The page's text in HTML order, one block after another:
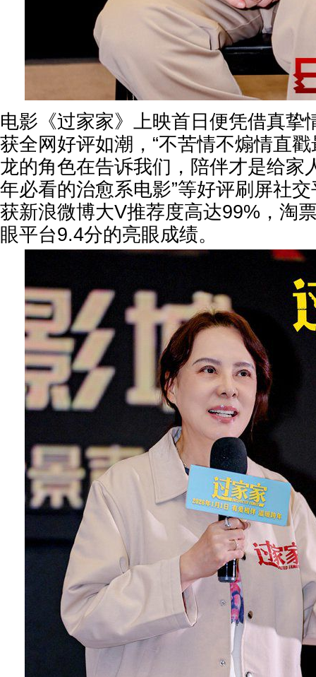
电影《过家家》上映首日便凭借真挚
获全网好评如潮，“不苦情不煽情直戳
龙的角色在告诉我们，陪伴才是给家
年必看的治愈系电影”等好评刷屏社
获新浪微博大V推荐度高达99%，淘
眼平台9.4分的亮眼成绩。